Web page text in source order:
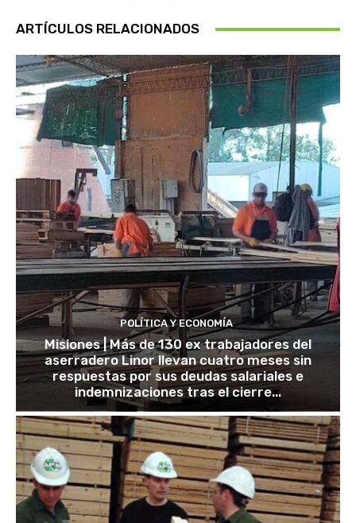
ARTÍCULOS RELACIONADOS
POLÍTICA Y ECONOMÍA
Misiones | Más de 130 ex trabajadores del
aserradero Linor llevan cuatro meses sin
respuestas por sus deudas salariales e
indemnizaciones tras el cierre...